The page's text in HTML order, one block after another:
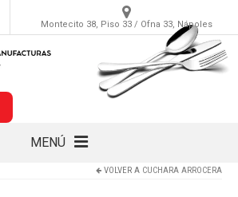
Montecito 38, Piso 33 / Ofna 33, Nápoles
MENÚ
VOLVER A CUCHARA ARROCERA